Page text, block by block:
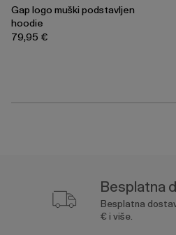
Gap logo muški podstavljen
hoodie
79,95 €
Besplatna
Besplatna
€ i više.